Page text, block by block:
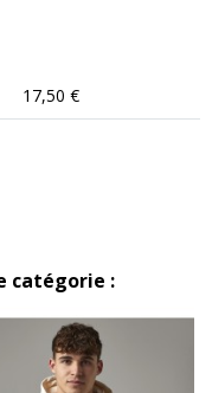
17,50 €
catégorie :